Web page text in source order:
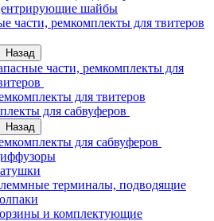
шайбы
части, ремкомплекты для твитеров
Назад
части, ремкомплекты для
для твитеров
для сабвуферов
Назад
для сабвуферов
терминалы, подводящие
и комплектующие